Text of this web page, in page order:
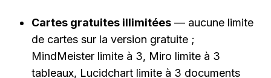
Cartes gratuites illimitées — aucune limite
de cartes sur la version gratuite ;
MindMeister limite à 3, Miro limite à 3
tableaux, Lucidchart limite à 3 documents